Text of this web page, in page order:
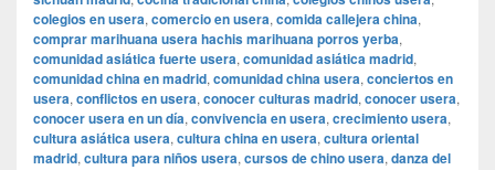
colegios en usera, comercio en usera, comida callejera china,
comprar marihuana usera hachis marihuana porros yerba,
comunidad asiática fuerte usera, comunidad asiática madrid,
comunidad china en madrid, comunidad china usera, conciertos en
usera, conflictos en usera, conocer culturas madrid, conocer usera,
conocer usera en un día, convivencia en usera, crecimiento usera,
cultura asiática usera, cultura china en usera, cultura oriental
madrid, cultura para niños usera, cursos de chino usera, danza del